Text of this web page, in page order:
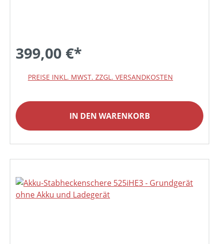
399,00 €*
PREISE INKL. MWST. ZZGL. VERSANDKOSTEN
IN DEN WARENKORB